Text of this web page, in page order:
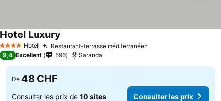
4 Étoiles Hotel Restaurant-terrasse méditerranéen
Hotel Luxury
9,4 Excellent 596 Saranda
De 48 CHF
Consulter les prix de 10 sites Consulter les prix